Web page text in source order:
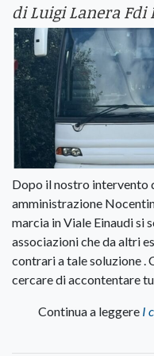
di Luigi Lanera Fdi
Dopo il nostro intervento
amministrazione
marcia in Viale Einaudi si
associazioni che da altri
contrari a tale soluzione .
cercare di accontentare
Continua a leggere I